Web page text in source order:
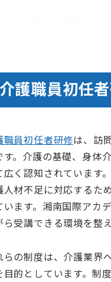
無料で受講すると
資格取得後のキャ
働きながら初任者
まとめ｜介護職員
介護職員初任
職員初任者研修は、訪
す。介護の基礎、身体
広く認知されています。
人材不足に対応するた
います。湘南国際アカ
ら受講できる環境を整え
らの制度は、介護業界
目的としています。制